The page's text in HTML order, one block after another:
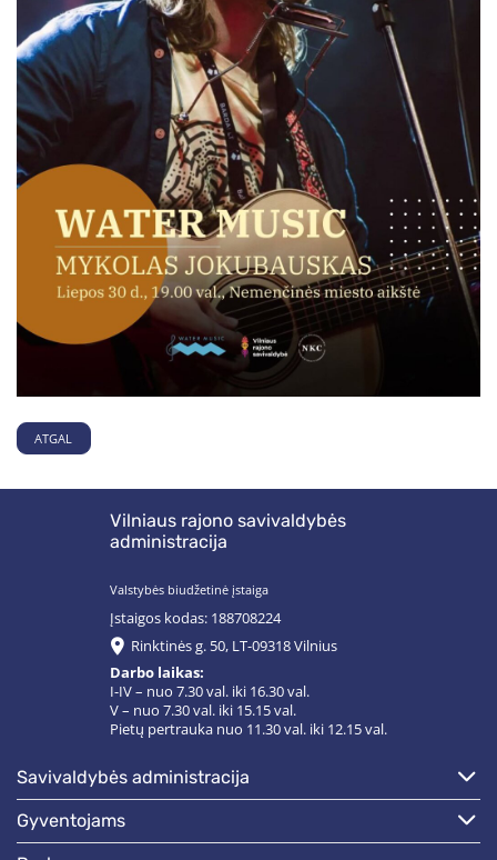
ATGAL
Vilniaus rajono savivaldybės
administracija
Valstybės biudžetinė įstaiga
Įstaigos kodas: 188708224
Rinktinės g. 50, LT-09318 Vilnius
Darbo laikas:
I-IV – nuo 7.30 val. iki 16.30 val.
V – nuo 7.30 val. iki 15.15 val.
Pietų pertrauka nuo 11.30 val. iki 12.15 val.
savivaldybės administracija
gyventojams